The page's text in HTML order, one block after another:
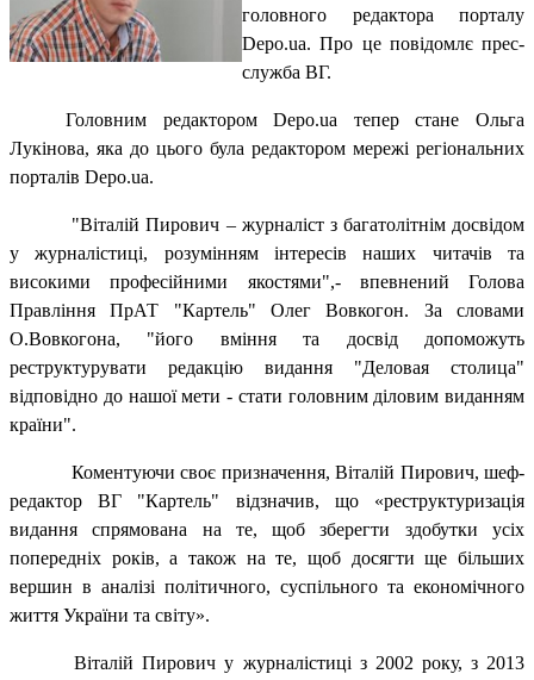
головного редактора порталу
Depo.ua. Про це повідомлє прес-
служба ВГ.
Головним редактором Depo.ua тепер стане Ольга
Лукінова, яка до цього була редактором мережі регіональних
порталів Depo.ua.
"Віталій Пирович – журналіст з багатолітнім досвідом
у журналістиці, розумінням інтересів наших читачів та
високими професійними якостями",- впевнений Голова
Правління ПрАТ "Картель" Олег Вовкогон. За словами
О.Вовкогона, "його вміння та досвід допоможуть
реструктурувати редакцію видання "Деловая столица"
відповідно до нашої мети - стати головним діловим виданням
країни".
Коментуючи своє призначення, Віталій Пирович, шеф-
редактор ВГ "Картель" відзначив, що «реструктуризація
видання спрямована на те, щоб зберегти здобутки усіх
попередніх років, а також на те, щоб досягти ще більших
вершин в аналізі політичного, суспільного та економічного
життя України та світу».
Віталій Пирович у журналістиці з 2002 року, з 2013